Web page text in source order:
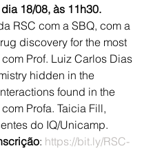
18/08, às 11h30.
RSC com a SBQ, com a
discovery for the most
Prof. Luiz Carlos Dias
hidden in the
found in the
Profa. Taicia Fill,
do IQ/Unicamp.
: https://bit.ly/RSC-